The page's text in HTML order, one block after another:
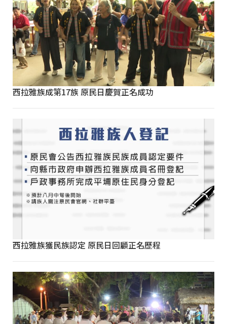
西拉雅族成第17族 原民日慶賀正名成功
西拉雅族獲民族認定 原民日回顧正名歷程